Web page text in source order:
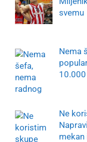
svemu
Nema
Ne
mekan